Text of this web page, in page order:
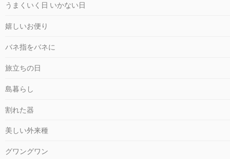
うまくいく日 いかない日
嬉しいお便り
バネ指をバネに
旅立ちの日
島暮らし
割れた器
美しい外来種
グワングワン